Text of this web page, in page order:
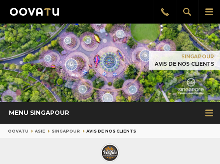
le
Afficher
la
Rappel
gratuit
SINGAPOUR
AVIS DE NOS CLIENTS
MENU SINGAPOUR
OOVATU ASIE SINGAPOUR AVIS DE NOS CLIENTS